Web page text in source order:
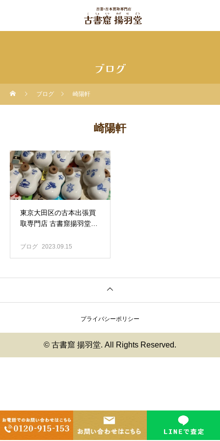
ブログ
ブログ 崎陽軒
崎陽軒
東京大田区の古本出張買
取専門店 古書窟揚羽堂｜
ブログ 2023.09.15
プライバシーポリシー
© 古書窟 揚羽堂. All Rights Reserved.